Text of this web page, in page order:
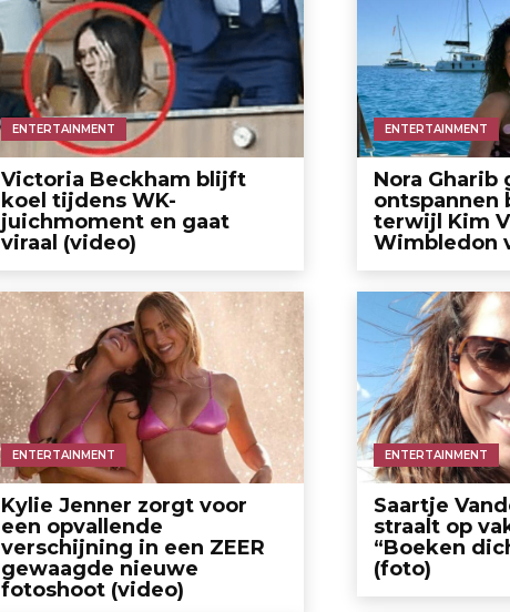
ENTERTAINMENT
Victoria Beckham blijft
koel tijdens WK-
juichmoment en gaat
viraal (video)
ENTERTAINMENT
Nora Gharib
ontspannen
terwijl Kim
Wimbledon
ENTERTAINMENT
Kylie Jenner zorgt voor
een opvallende
verschijning in een ZEER
gewaagde nieuwe
fotoshoot (video)
ENTERTAINMENT
Saartje
straalt op
“Boeken
(foto)